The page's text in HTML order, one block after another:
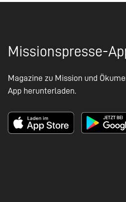
Missionspresse-
Magazine zu Mission und
App herunterladen.